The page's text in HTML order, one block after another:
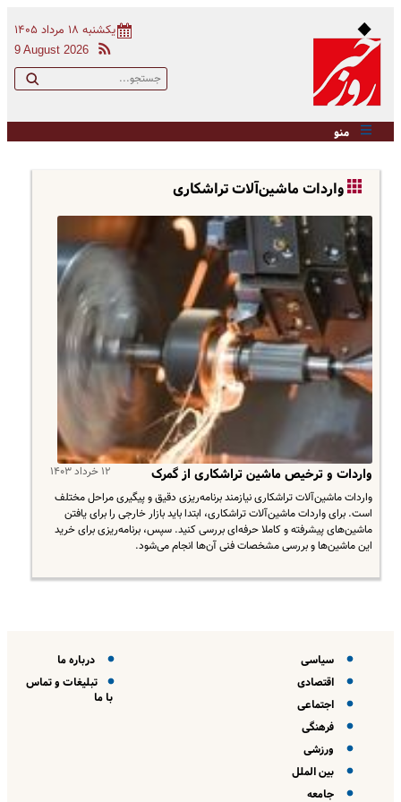
یکشنبه ۱۸ مرداد ۱۴۰۵
9 August 2026
منو
واردات ماشین‌آلات تراشکاری
۱۲ خرداد ۱۴۰۳ واردات و ترخیص ماشین تراشکاری از گمرک
واردات ماشین‌آلات تراشکاری نیازمند برنامه‌ریزی دقیق و پیگیری مراحل مختلف
است. برای واردات ماشین‌آلات تراشکاری، ابتدا باید بازار خارجی را برای یافتن
ماشین‌های پیشرفته و کاملا حرفه‌ای بررسی کنید. سپس، برنامه‌ریزی برای خرید
این ماشین‌ها و بررسی مشخصات فنی آن‌ها انجام می‌شود.
سیاسی
اقتصادی
اجتماعی
فرهنگی
ورزشی
بین الملل
جامعه
درباره ما
تبلیغات و تماس
با ما